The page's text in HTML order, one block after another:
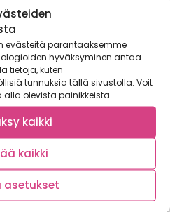
evästeitä parantaaksemme
hyväksyminen antaa
tietoja, kuten
tunnuksia tällä sivustolla. Voit
olevista painikkeista.
kaikki
kaikki
asetukset
nimenä esittelyä kaipaa.
uutiskirje